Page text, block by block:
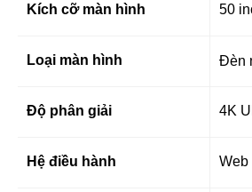
Kích cỡ màn hình 50
Loại màn hình Đèn
Độ phân giải 4K
Hệ điều hành Web